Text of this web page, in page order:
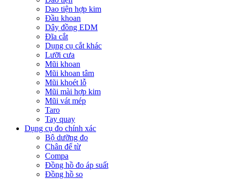
Dao tiện hợp kim
Đầu khoan
Dây đồng EDM
Đĩa cắt
Dụng cụ cắt khác
Lưỡi cưa
Mũi khoan
Mũi khoan tâm
Mũi khoét lỗ
Mũi mài hợp kim
Mũi vát mép
Taro
Tay quay
Dụng cụ đo chính xác
Bộ dưỡng đo
Chân đế từ
Compa
Đồng hồ đo áp suất
Đồng hồ so